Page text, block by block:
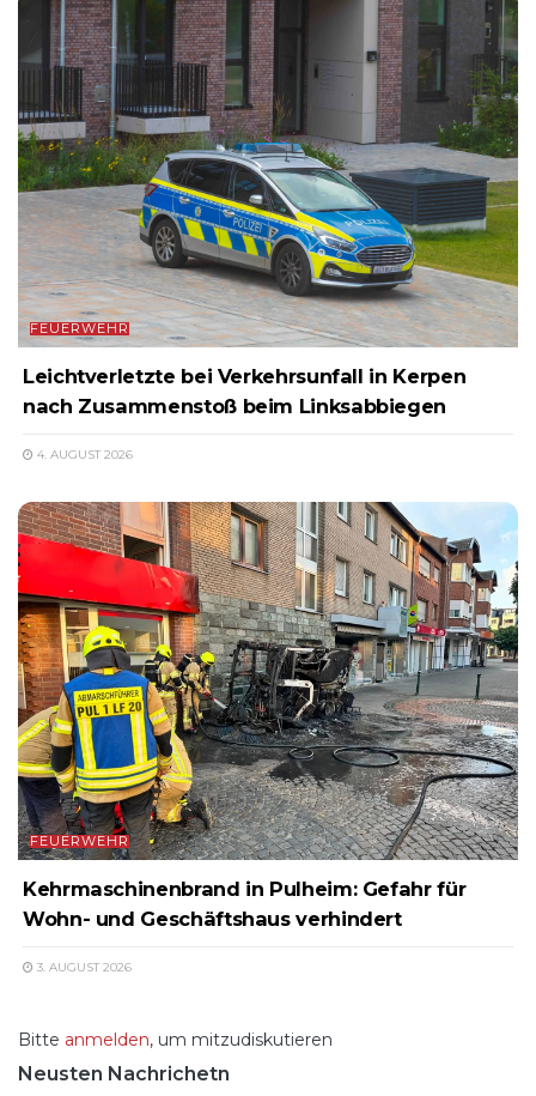
FEUERWEHR
Leichtverletzte bei Verkehrsunfall in Kerpen
nach Zusammenstoß beim Linksabbiegen
4. AUGUST 2026
FEUERWEHR
Kehrmaschinenbrand in Pulheim: Gefahr für
Wohn- und Geschäftshaus verhindert
3. AUGUST 2026
Bitte anmelden, um mitzudiskutieren
Neusten Nachrichetn